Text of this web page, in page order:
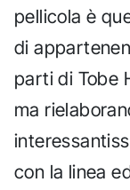
pellicola è
di
parti di Tobe
ma
con la linea